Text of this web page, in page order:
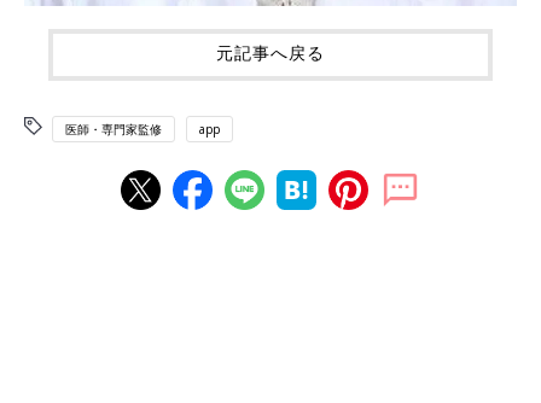
元記事へ戻る
医師・専門家監修 app